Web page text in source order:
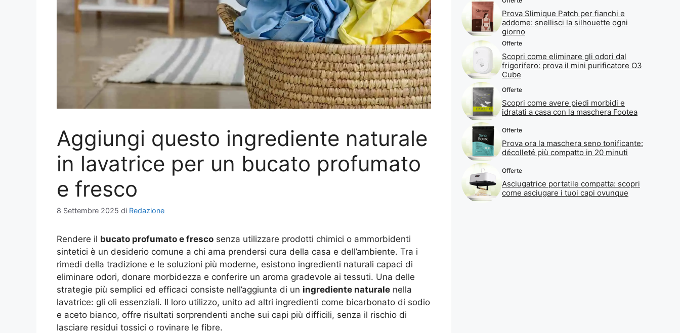
Aggiungi questo ingrediente naturale
in lavatrice per un bucato profumato
e fresco
8 Settembre 2025 di Redazione
Rendere il bucato profumato e fresco senza utilizzare prodotti chimici o ammorbidenti
sintetici è un desiderio comune a chi ama prendersi cura della casa e dell’ambiente. Tra i
rimedi della tradizione e le soluzioni più moderne, esistono ingredienti naturali capaci di
eliminare odori, donare morbidezza e conferire un aroma gradevole ai tessuti. Una delle
strategie più semplici ed efficaci consiste nell’aggiunta di un ingrediente naturale nella
lavatrice: gli oli essenziali. Il loro utilizzo, unito ad altri ingredienti come bicarbonato di sodio
e aceto bianco, offre risultati sorprendenti anche sui capi più difficili, senza il rischio di
lasciare residui tossici o rovinare le fibre.
Prova Slimique Patch per fianchi e
addome: snellisci la silhouette ogni
giorno
Offerte
Scopri come eliminare gli odori dal
frigorifero: prova il mini purificatore O3
Cube
Offerte
Scopri come avere piedi morbidi e
idratati a casa con la maschera Footea
Offerte
Prova ora la maschera seno tonificante:
décolleté più compatto in 20 minuti
Offerte
Asciugatrice portatile compatta: scopri
come asciugare i tuoi capi ovunque